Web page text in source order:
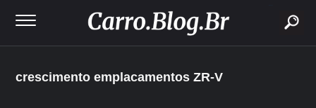
crescimento emplacamentos ZR-V